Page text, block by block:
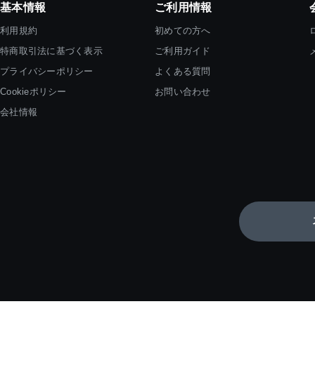
基本情報
利用規約
特商取引法に基づく表示
プライバシーポリシー
Cookieポリシー
会社情報
ご利用情報
初めての方へ
ご利用ガイド
よくある質問
お問い合わせ